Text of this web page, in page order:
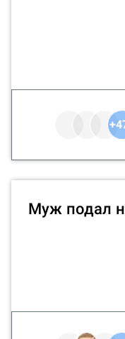
+
Муж подал